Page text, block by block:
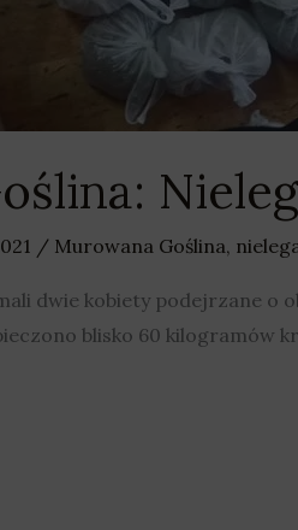
/ Murowana Goślina,
dwie kobiety podejrzane o
blisko 60 kilogramów